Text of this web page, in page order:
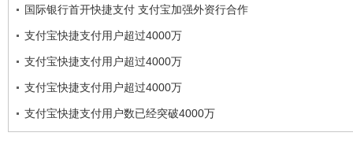
国际银行首开快捷支付 支付宝加强外资行合作
支付宝快捷支付用户超过4000万
支付宝快捷支付用户超过4000万
支付宝快捷支付用户超过4000万
支付宝快捷支付用户数已经突破4000万